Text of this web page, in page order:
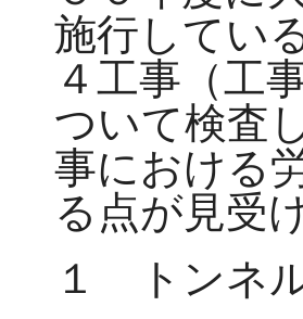
施行してい
４工事（工
ついて検査
事における
る点が見受
１ トンネ